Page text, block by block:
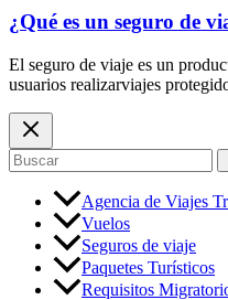
¿Qué es un seguro de
El seguro de viaje es un
usuarios realizarviajes
Buscar
por:
Agencia de Viajes
Vuelos
Seguros de viaje
Paquetes Turísticos
Requisitos